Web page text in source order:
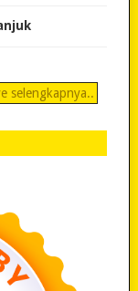
selengkapnya..